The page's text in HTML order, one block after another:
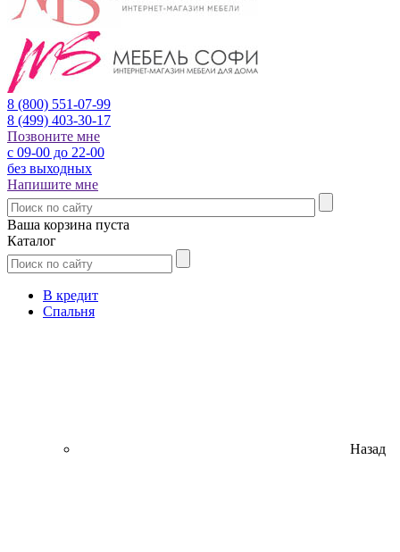
8 (800) 551-07-99
8 (499) 403-30-17
Позвоните мне
с 09-00 до 22-00
без выходных
Напишите мне
Ваша корзина пуста
Каталог
В кредит
Спальня
Назад